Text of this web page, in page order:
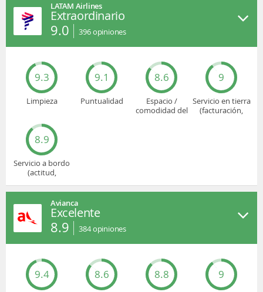
LATAM Airlines
Extraordinario
9.0 396opiniones
9.3
Limpieza
9.1
Puntualidad
8.6
Espacio /
comodidad del
9
Servicio en tierra
(facturación,
8.9
Servicio a bordo
(actitud,
Avianca
Excelente
8.9 384opiniones
9.4 8.6 8.8 9